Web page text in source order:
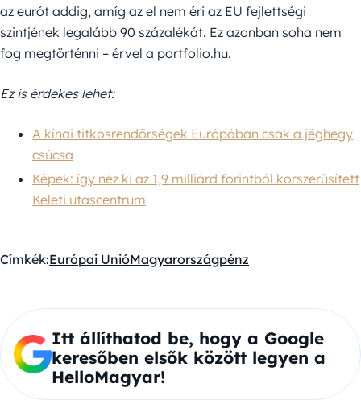
az eurót addig, amíg az el nem éri az EU fejlettségi
szintjének legalább 90 százalékát. Ez azonban soha nem
fog megtörténni – érvel a portfolio.hu.
Ez is érdekes lehet:
A kínai titkosrendőrségek Európában csak a jéghegy
csúcsa
Képek: így néz ki az 1,9 milliárd forintból korszerűsített
Keleti utascentrum
Címkék:Európai UnióMagyarországpénz
Itt állíthatod be, hogy a Google
keresőben elsők között legyen a
HelloMagyar!